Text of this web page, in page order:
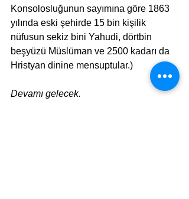
Konsolosluğunun sayımına göre 1863
yılında eski şehirde 15 bin kişilik
nüfusun sekiz bini Yahudi, dörtbin
beşyüzü Müslüman ve 2500 kadarı da
Hristyan dinine mensuptular.)
Devamı gelecek.